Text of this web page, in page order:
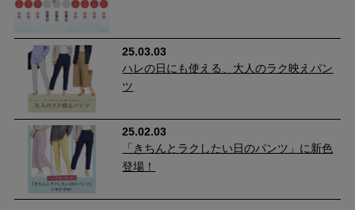
25.03.03
ハレの日にも使える、大人のラク映えパン
ツ
25.02.03
「きちんとラクしたい日のパンツ」に新色
登場！